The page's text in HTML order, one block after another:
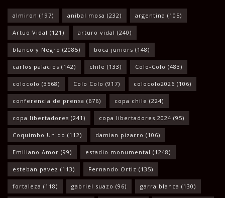
almiron (197) anibal mosa (232) argentina (105)
Artuo Vidal (121) arturo vidal (240)
blanco y Negro (2085) boca juniors (148)
carlos palacios (142) chile (133) Colo-Colo (483)
colocolo (3568) Colo Colo (917) colocolo2026 (106)
conferencia de prensa (676) copa chile (224)
copa libertadores (241) copa libertadores 2024 (95)
Coquimbo Unido (112) damian pizarro (106)
Emiliano Amor (99) estadio monumental (1248)
esteban pavez (113) Fernando Ortiz (135)
fortaleza (118) gabriel suazo (96) garra blanca (130)